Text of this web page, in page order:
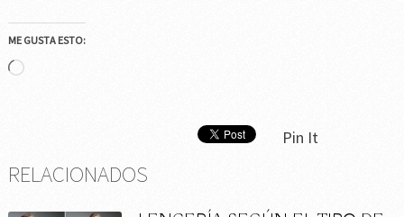
ME GUSTA ESTO:
Cargando...
Pin It
RELACIONADOS